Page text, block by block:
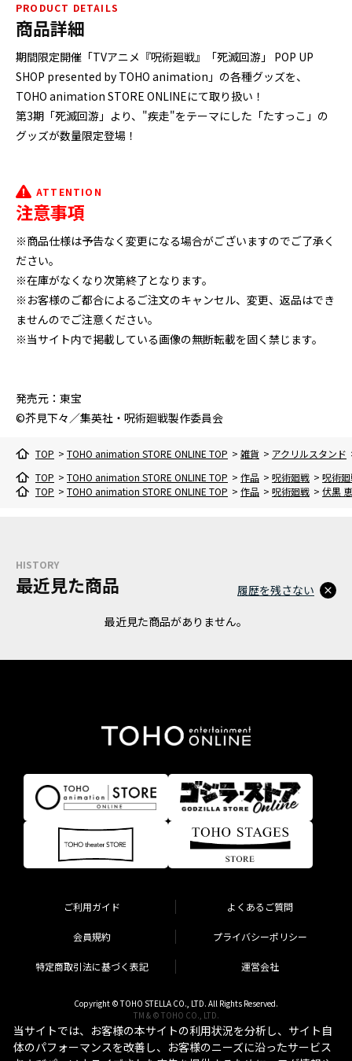
PRODUCT DETAILS
商品詳細
期間限定開催「TVアニメ『呪術廻戦』「死滅回游」 POP UP
SHOP presented by TOHO animation」の各種グッズを、
TOHO animation STORE ONLINEにて取り扱い！
第3期「死滅回游」より、"疾走"をテーマにした「たすっこ」の
グッズが数量限定登場！
ATTENTION
注意事項
※商品仕様は予告なく変更になる場合がございますのでご了承く
ださい。
※在庫がなくなり次第終了となります。
※お客様のご都合によるご注文のキャンセル、変更、返品はでき
ませんのでご注意ください。
※当サイト内で掲載している画像の無断転載を固く禁じます。
発売元：東宝
©芥見下々／集英社・呪術廻戦製作委員会
TOP > TOHO animation STORE ONLINE TOP > 雑貨 > アクリルスタンド
TOP > TOHO animation STORE ONLINE TOP > 作品 > 呪術廻戦 > 呪術
TOP > TOHO animation STORE ONLINE TOP > 作品 > 呪術廻戦 > 伏黒 恵
HISTORY
最近見た商品
最近見た商品がありません。
履歴を残さない
ご利用ガイド よくあるご質問
会員規約 プライバシーポリシー
特定商取引法に基づく表記 運営会社
Copyright © TOHO STELLA CO., LTD. All Rights Reserved.
TM & © TOHO CO., LTD.
当サイトでは、お客様の本サイトの利用状況を分析し、サイト自
体のパフォーマンスを改善し、お客様のニーズに沿ったサービス